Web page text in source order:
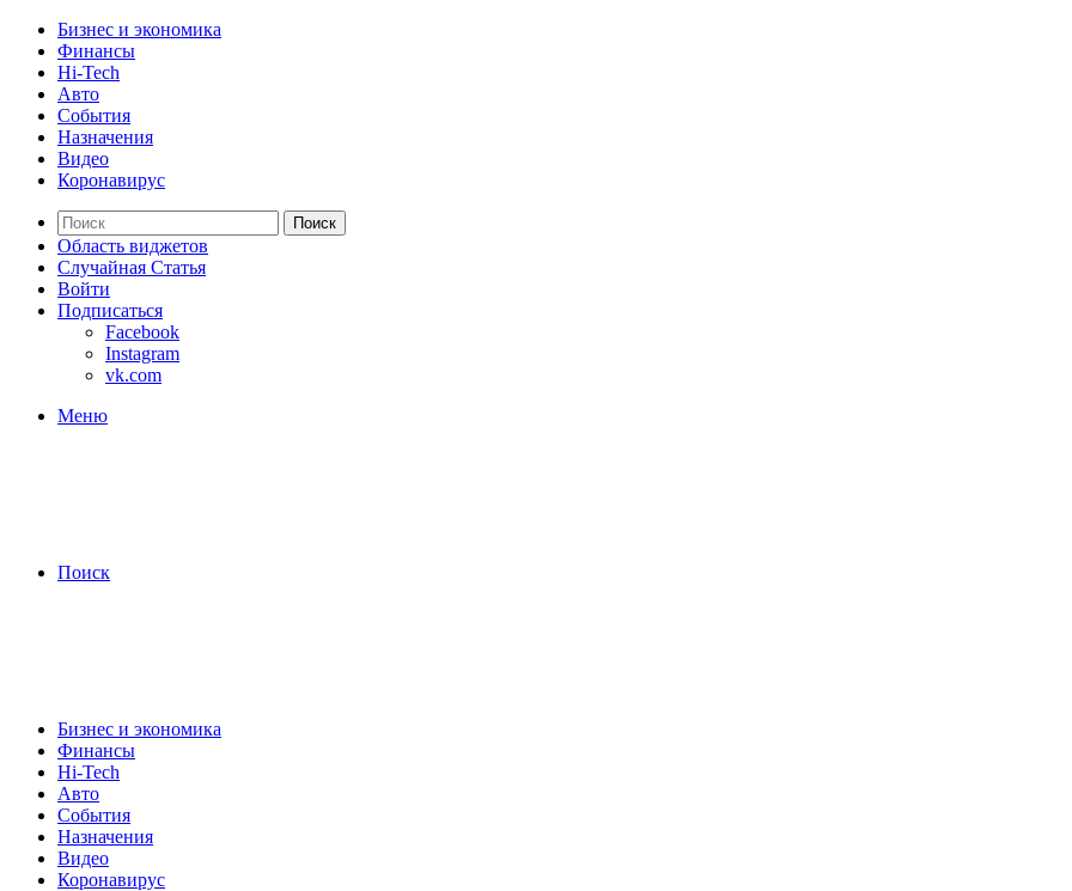
Бизнес и экономика
Финансы
Hi-Tech
Авто
События
Назначения
Видео
Коронавирус
Поиск
Область виджетов
Случайная Статья
Войти
Подписаться
Facebook
Instagram
vk.com
Меню
Поиск
Бизнес и экономика
Финансы
Hi-Tech
Авто
События
Назначения
Видео
Коронавирус